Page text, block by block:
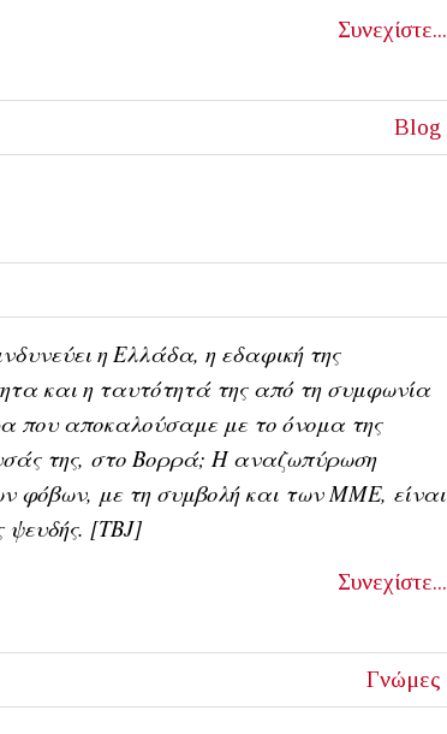
Συνεχίστε...
Blog
η Ελλάδα, η εδαφική της
και η ταυτότητά της από τη συμφωνία
που αποκαλούσαμε με το όνομα της
της, στο Βορρά; Η αναζωπύρωση
φόβων, με τη συμβολή και των ΜΜΕ, είναι
ψευδής. [ΤΒJ]
Συνεχίστε...
Γνώμες